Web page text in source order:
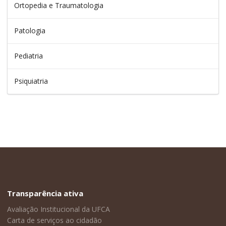
Ortopedia e Traumatologia
Patologia
Pediatria
Psiquiatria
Transparência ativa
Avaliação Institucional da UFCA
Carta de serviços ao cidadão